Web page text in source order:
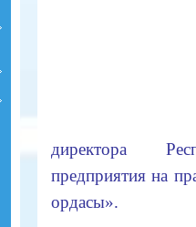
директора
предприятия на
ордасы».